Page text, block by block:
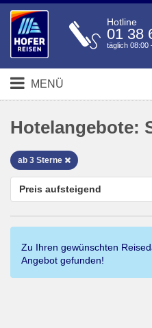
Hotline
01 38
täglich 08:00
MENÜ
Hotelangebote:
ab 3 Sterne
Preis aufsteigend
Zu Ihren gewünschten
Angebot gefunden!